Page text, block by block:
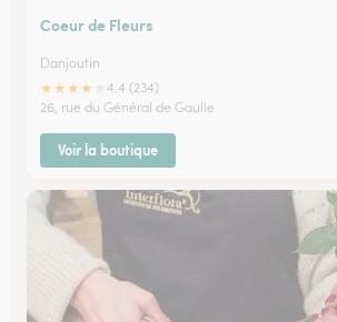
Coeur de Fleurs
Danjoutin
★★★★
4.4 (234)
26, rue du Général de Gaulle
Voir la boutique